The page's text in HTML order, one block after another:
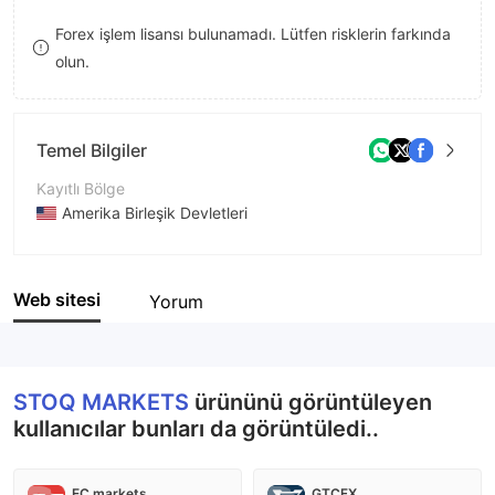
8
9
Forex işlem lisansı bulunamadı. Lütfen risklerin farkında
olun.
Temel Bilgiler
Kayıtlı Bölge
Amerika Birleşik Devletleri
Şirket Adı
Web sitesi Yorum
STOQ MARKETS ürününü görüntüleyen
kullanıcılar bunları da görüntüledi..